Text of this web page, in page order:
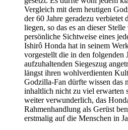
Vergleich mit dem heutigen
der 60 Jahre geradezu verbietet
liegen, so das es an dieser
persönliche Sichtweise eines
Ishirô Honda hat in seinem
vorgestellt die in den folgenden
aufzuhaltenden Siegeszug
längst ihren wohlverdienten
Godzilla-Fan dürfte wissen das
inhaltlich nicht zu viel erwarten
weiter verwunderlich, das
Rahmenhandlung als Gerüst
erstmalig auf die Menschen in